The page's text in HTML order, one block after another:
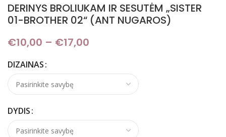
DERINYS BROLIUKAM IR SESUTĖM „SISTER
01-BROTHER 02“ (ANT NUGAROS)
€10,00 – €17,00
DIZAINAS
DYDIS